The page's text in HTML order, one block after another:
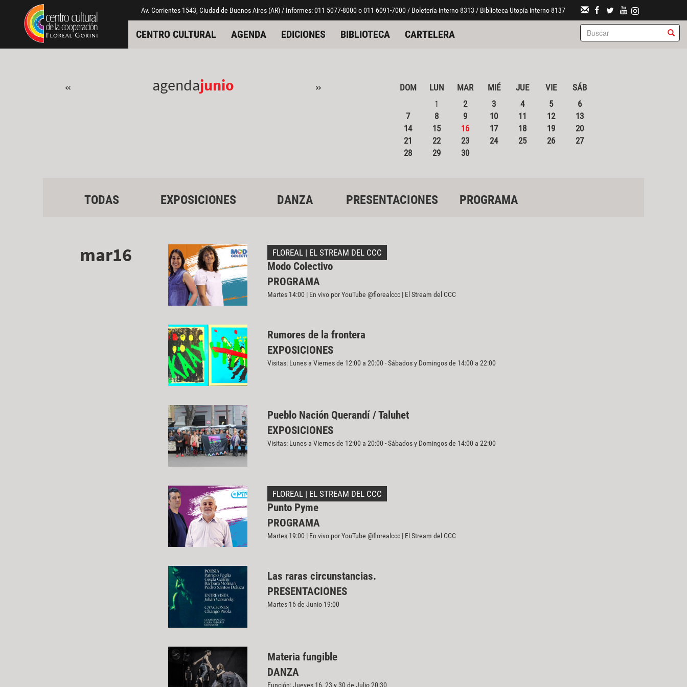
Pasar al contenido principal
Jump to main content Av. Corrientes 1543, Ciudad de Buenos Aires (AR) / Informes: 011 5077-8000 o 011 6091-7000 / Boletería interno 8313 / Biblioteca Utopía interno 8137
CENTRO CULTURAL AGENDA EDICIONES BIBLIOTECA CARTELERA
« agendajunio » DOM LUN MAR MIÉ JUE VIE
SÁB
1
2 3 4 5
6
7
8 9 10 11 12
13
14
15 16 17 18 19
20
21
22 23 24 25 26
27
28
29 30
TODAS EXPOSICIONES DANZA PRESENTACIONES PROGRAMA
mar16 FLOREAL | EL STREAM DEL CCC
Modo Colectivo
PROGRAMA
Martes 14:00 | En vivo por YouTube @florealccc | El Stream del CCC
Rumores de la frontera
EXPOSICIONES
Visitas: Lunes a Viernes de 12:00 a 20:00 - Sábados y Domingos de 14:00 a 22:00
Pueblo Nación Querandí / Taluhet
EXPOSICIONES
Visitas: Lunes a Viernes de 12:00 a 20:00 - Sábados y Domingos de 14:00 a 22:00
FLOREAL | EL STREAM DEL CCC
Punto Pyme
PROGRAMA
Martes 19:00 | En vivo por YouTube @florealccc | El Stream del CCC
Las raras circunstancias.
PRESENTACIONES
Martes 16 de Junio 19:00
Materia fungible
DANZA
Función: Jueves 16, 23 y 30 de Julio 20:30